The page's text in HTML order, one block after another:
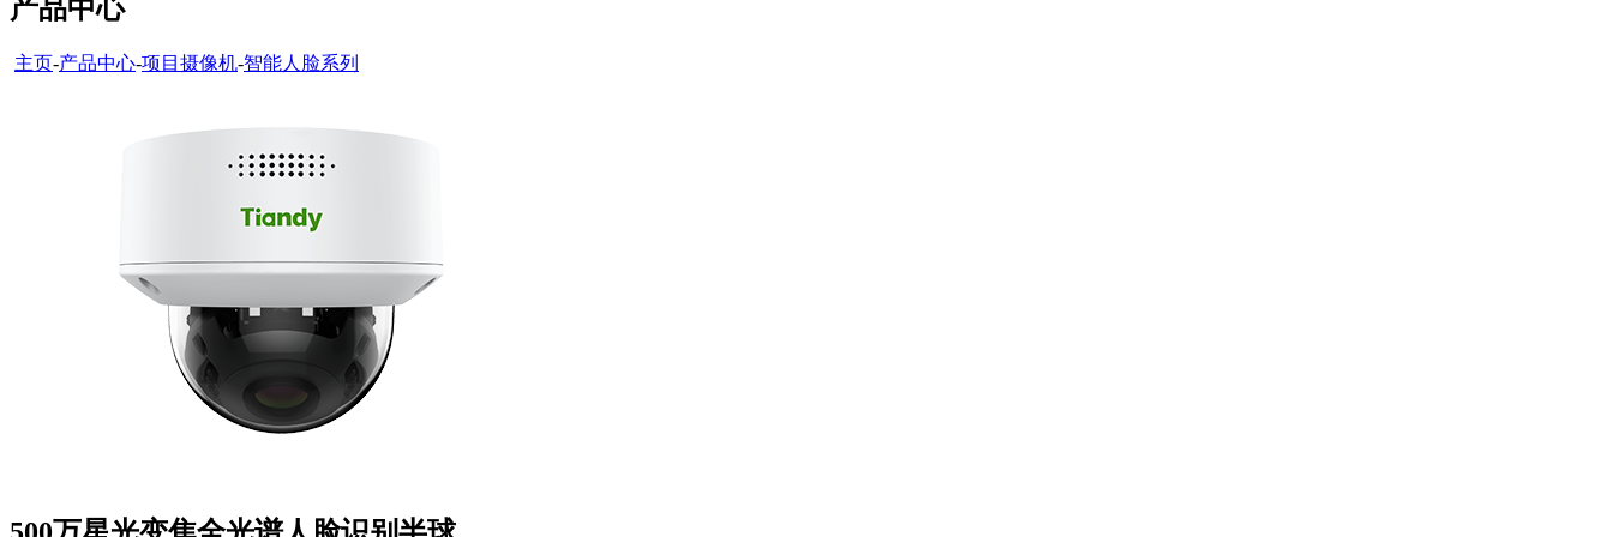
产品中心
主页-产品中心-项目摄像机-智能人脸系列